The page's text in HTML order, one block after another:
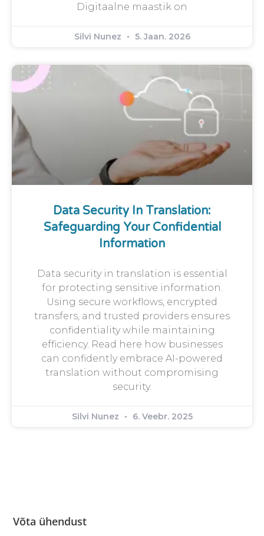
Digitaalne maastik on
Silvi Nunez 5. Jaan. 2026
Data Security In Translation:
Safeguarding Your Confidential
Information
Data security in translation is essential
for protecting sensitive information.
Using secure workflows, encrypted
transfers, and trusted providers ensures
confidentiality while maintaining
efficiency. Read here how businesses
can confidently embrace AI-powered
translation without compromising
security.
Silvi Nunez 6. Veebr. 2025
Võta ühendust